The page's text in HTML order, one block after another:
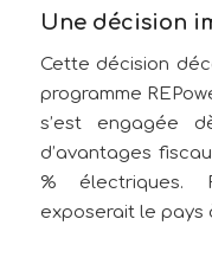
Une décision
Cette décision
programme
s’est engagée
d’avantages
% électriques.
exposerait le pays